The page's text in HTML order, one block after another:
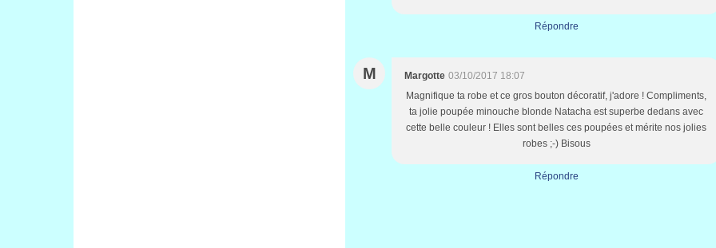
Répondre
M Margotte 03/10/2017 18:07
Magnifique ta robe et ce gros bouton décoratif, j'adore ! Compliments,
ta jolie poupée minouche blonde Natacha est superbe dedans avec
cette belle couleur ! Elles sont belles ces poupées et mérite nos jolies
robes ;-) Bisous
Répondre